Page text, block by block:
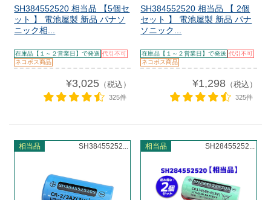
SH384552520 相当品 【5個セ
ット 】 電池屋製 新品 パナソ
ニック相...
在庫品【１～２営業日】で発送 代引不可
ネコポス商品
¥3,025（税込）
325件
SH384552520 相当品 【 2個
セット 】 電池屋製 新品 パナ
ソニック...
在庫品【１～２営業日】で発送 代引不可
ネコポス商品
¥1,298（税込）
325件
相当品 SH38455252... 相当品 SH28455252...